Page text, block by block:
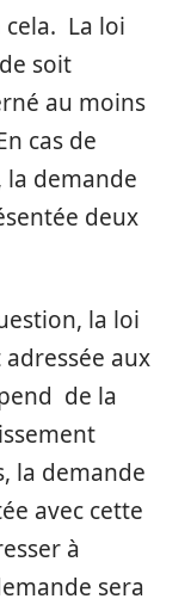
cela. La loi
soit
au moins
cas de
demande
deux
la loi
aux
de la
la demande
avec cette
à
sera